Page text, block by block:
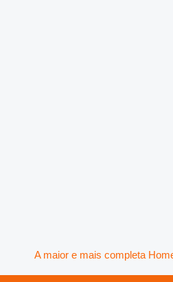
A maior e mais completa